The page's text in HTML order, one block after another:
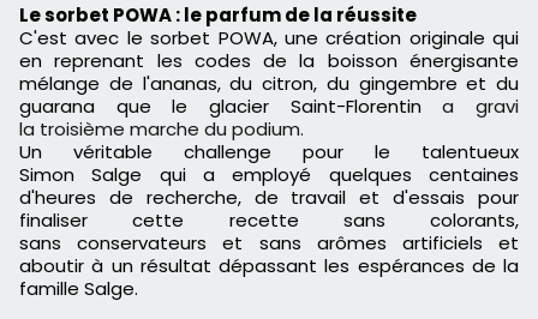
Le sorbet POWA: le parfum de la réussite
C'est avec le sorbet POWA, une création originale qui
en reprenant les codes de la boisson énergisante
mélange de l'ananas, du citron, du gingembre et du
guarana que le glacier Saint-Florentina gravi
la troisième marche du podium.
Un véritable challenge pour le talentueux
SimonSalge quia employé quelques centaines
d'heures de recherche, de travail et d'essais pour
finaliser cette recette sans colorants,
sansconservateurs et sans arômes artificiels et
aboutir à un résultat dépassant les espérances de la
famille Salge.